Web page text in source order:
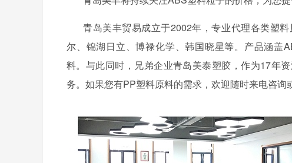
青岛美丰贸易成立于2002年，专业代理各类塑
尔、锦湖日立、博禄化学、韩国晓星等。产品涵盖
料。与此同时，兄弟企业青岛美泰塑胶，作为17年
务。如果您有PP塑料原料的需求，欢迎随时来电咨询